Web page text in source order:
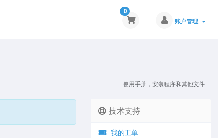
0
账户管理
使用手册，安装程序和其他文件
技术支持
我的工单